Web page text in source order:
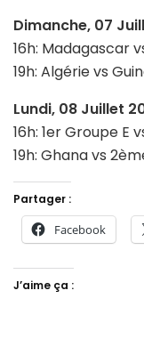
Dimanche, 07
16h: Madagascar
19h: Algérie vs
Lundi, 08 Juillet
16h: 1er Groupe E
19h: Ghana vs
Partager :
Facebook
J’aime ça :